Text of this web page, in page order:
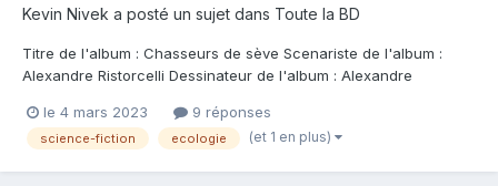
Kevin Nivek a posté un sujet dans Toute la BD
Titre de l'album : Chasseurs de sève Scenariste de l'album :
Alexandre Ristorcelli Dessinateur de l'album : Alexandre
humanoides associés Note : Résumé de l'album : Les
gigantesques branches de l'Arbre-...
le 4 mars 2023 9 réponses
science-fiction ecologie (et 1 en plus)